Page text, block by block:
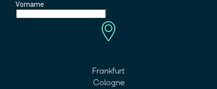
Frankfurt
Cologne